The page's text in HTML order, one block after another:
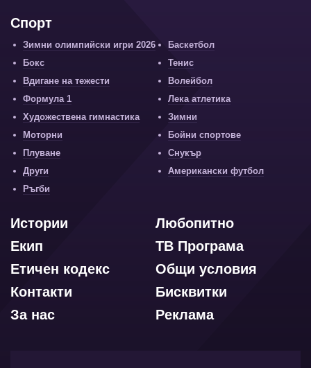
Спорт
Зимни олимпийски игри 2026
Баскетбол
Бокс
Тенис
Вдигане на тежести
Волейбол
Формула 1
Лека атлетика
Художествена гимнастика
Зимни
Моторни
Бойни спортове
Плуване
Снукър
Други
Американски футбол
Ръгби
Любопитно
Истории
ТВ Програма
Екип
Общи условия
Етичен кодекс
Бисквитки
Контакти
Реклама
За нас